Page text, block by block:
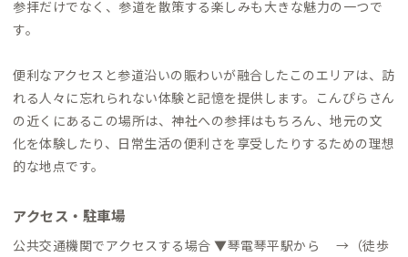
参拝だけでなく、参道を散策する楽しみも大きな魅力の一つで
す。
便利なアクセスと参道沿いの賑わいが融合したこのエリアは、訪
れる人々に忘れられない体験と記憶を提供します。こんぴらさん
の近くにあるこの場所は、神社への参拝はもちろん、地元の文
化を体験したり、日常生活の便利さを享受したりするための理想
的な地点です。
アクセス・駐車場
公共交通機関でアクセスする場合 ▼琴電琴平駅から →（徒歩